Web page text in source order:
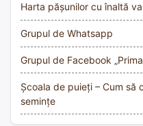
Harta pășunilor cu înaltă
Grupul de Whatsapp
Grupul de Facebook
Școala de puieți – Cum să
semințe